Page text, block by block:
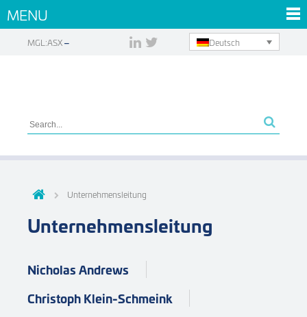
MENU
Deutsch
MGL:ASX
Unternehmensleitung
Unternehmensleitung
Nicholas Andrews
Christoph Klein-Schmeink